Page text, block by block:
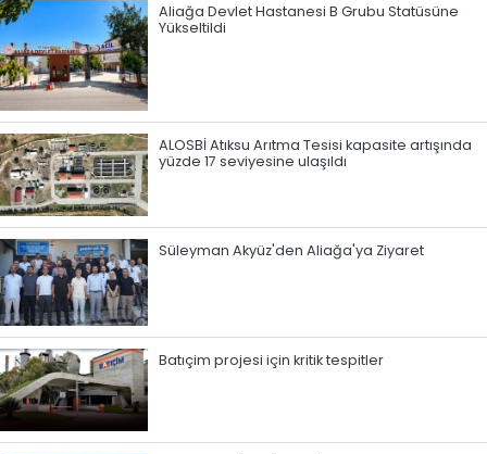
Aliağa Devlet Hastanesi B Grubu Statüsüne
Yükseltildi
ALOSBİ Atıksu Arıtma Tesisi kapasite artışında
yüzde 17 seviyesine ulaşıldı
Süleyman Akyüz'den Aliağa'ya Ziyaret
Batıçim projesi için kritik tespitler